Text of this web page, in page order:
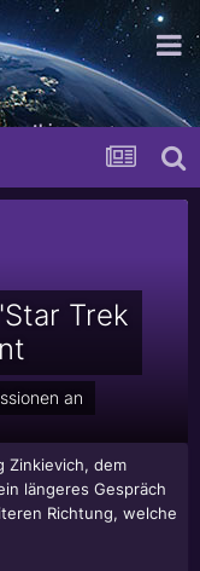
Trek
an
Zinkievich, dem
längeres Gespräch
Richtung, welche